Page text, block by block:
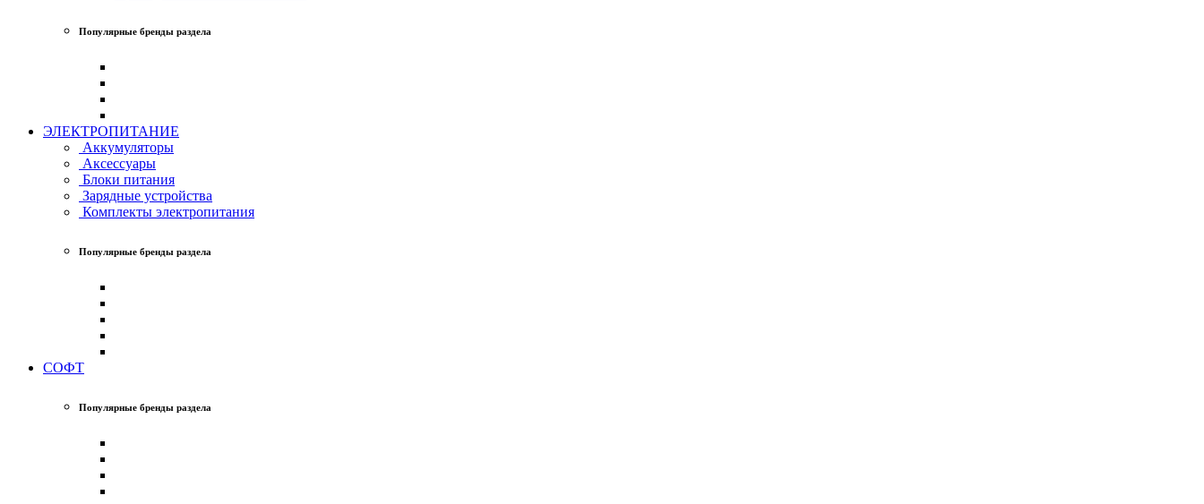
Популярные бренды раздела
ЭЛЕКТРОПИТАНИЕ
Аккумуляторы
Аксессуары
Блоки питания
Зарядные устройства
Комплекты электропитания
Популярные бренды раздела
СОФТ
Популярные бренды раздела